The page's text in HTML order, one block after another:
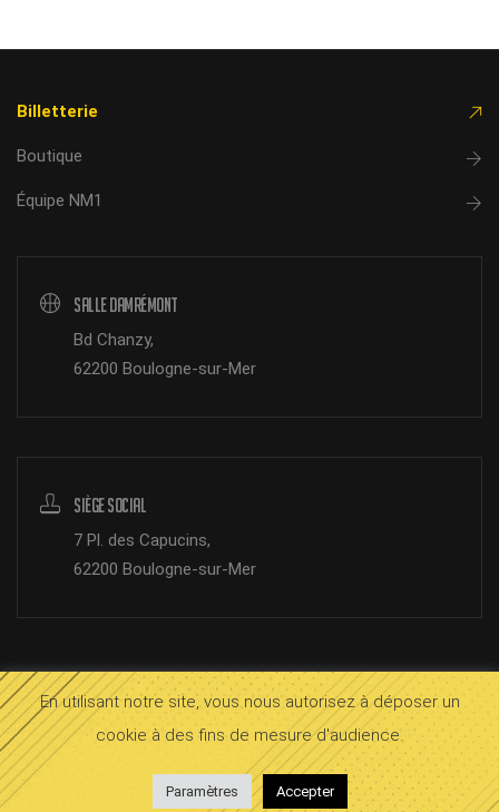
Billetterie
Boutique
Équipe NM1
Salle Damrémont
Bd Chanzy,
62200 Boulogne-sur-Mer
Siège Social
7 Pl. des Capucins,
62200 Boulogne-sur-Mer
© 2026 SOMB Boulogne. Mentions légales
bloop InOctet
En utilisant notre site, vous nous autorisez à déposer un
cookie à des fins de mesure d'audience.
Paramètres Accepter